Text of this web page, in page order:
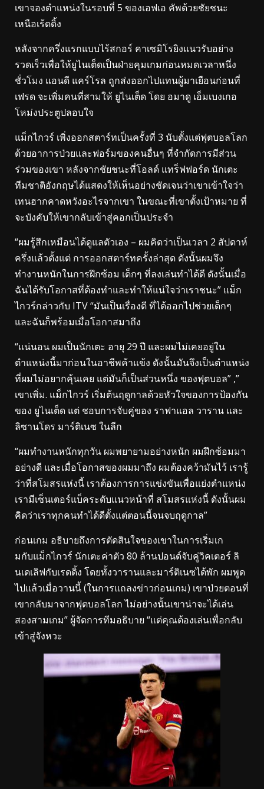
เขาจองตำแหน่งในรอบที่ 5 ของเอฟเอ คัพด้วยชัยชนะ
เหนือเร้ดดิ้ง
หลังจากครึ่งแรกแบบไร้สกอร์ คาเซมิโรยิงแนวรับอย่าง
รวดเร็วเพื่อให้ยูไนเต็ดเป็นฝ่ายคุมเกมก่อนหมดเวลาหนึ่ง
ชั่วโมง แอนดี แคร์โรล ถูกส่งออกไปแทนผู้มาเยือนก่อนที่
เฟรด จะเพิ่มคนที่สามให้ ยูไนเต็ด โดย อมาดู เอ็มเบงเกอ
โหม่งประตูปลอบใจ
แม็กไกวร์ เพิ่งออกสตาร์ทเป็นครั้งที่ 3 นับตั้งแต่ฟุตบอลโลก
ด้วยอาการป่วยและฟอร์มของคนอื่นๆ ที่จำกัดการมีส่วน
ร่วมของเขา หลังจากชัยชนะที่โอลด์ แทร็ฟฟอร์ด นักเตะ
ทีมชาติอังกฤษได้แสดงให้เห็นอย่างชัดเจนว่าเขาเข้าใจว่า
เทนฮากคาดหวังอะไรจากเขา ในขณะที่เขาตั้งเป้าหมาย ที่
จะบังคับให้เขากลับเข้าสู่คอกเป็นประจำ
“ผมรู้สึกเหมือนได้ดูแลตัวเอง – ผมคิดว่าเป็นเวลา 2 สัปดาห์
ครึ่งแล้วตั้งแต่ การออกสตาร์ทครั้งล่าสุด ดังนั้นผมจึง
ทำงานหนักในการฝึกซ้อม เด็กๆ ที่ลงเล่นทำได้ดี ดังนั้นเมื่อ
ฉันได้รับโอกาสที่ต้องทำและทำให้แน่ใจว่าเราชนะ” แม็ก
ไกวร์กล่าวกับ ITV “มันเป็นเรื่องดี ที่ได้ออกไปช่วยเด็กๆ
และฉันก็พร้อมเมื่อโอกาสมาถึง
“แน่นอน ผมเป็นนักเตะ อายุ 29 ปี และผมไม่เคยอยู่ใน
ตำแหน่งนี้มาก่อนในอาชีพค้าแข้ง ดังนั้นมันจึงเป็นตำแหน่ง
ที่ผมไม่อยากคุ้นเคย แต่มันก็เป็นส่วนหนึ่ง ของฟุตบอล” ,”
เขาเพิ่ม. แม็กไกวร์ เริ่มต้นฤดูกาลด้วยหัวใจของการป้องกัน
ของ ยูไนเต็ด แต่ ชอบการจับคู่ของ ราฟาแอล วาราน และ
ลิซานโดร มาร์ติเนซ ในลีก
“ผมทำงานหนักทุกวัน ผมพยายามอย่างหนัก ผมฝึกซ้อมมา
อย่างดี และเมื่อโอกาสของผมมาถึง ผมต้องคว้ามันไว้ เรารู้
ว่าที่สโมสรแห่งนี้ เราต้องการการแข่งขันเพื่อแย่งตำแหน่ง
เรามีเซ็นเตอร์แบ็คระดับแนวหน้าที่ สโมสรแห่งนี้ ดังนั้นผม
คิดว่าเราทุกคนทำได้ดีตั้งแต่ตอนนี้จนจบฤดูกาล”
ก่อนเกม อธิบายถึงการตัดสินใจของเขาในการเริ่มเก
มกับแม็กไกวร์ นักเตะค่าตัว 80 ล้านปอนด์จับคู่วิคเตอร์ ลิ
นเดเลิฟกับเรดดิ้ง โดยทั้งวารานและมาร์ติเนซได้พัก ผมพูด
ไปแล้วเมื่อวานนี้ (ในการแถลงข่าวก่อนเกม) เขาป่วยตอนที่
เขากลับมาจากฟุตบอลโลก ไม่อย่างนั้นเขาน่าจะได้เล่น
สองสามเกม” ผู้จัดการทีมอธิบาย “แต่คุณต้องเล่นเพื่อกลับ
เข้าสู่จังหวะ